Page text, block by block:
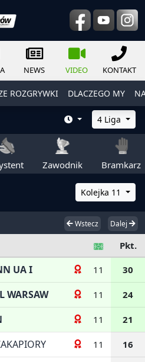
NEWS VIDEO KONTAKT
ROZGRYWKI DLACZEGO MY
4 Liga
Zawodnik Bramkarz
Kolejka 11
Wstecz Dalej
Pkt.
UA I 11 30
WARSAW 11 24
11 21
11 16